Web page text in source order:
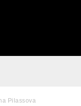
Pilassova